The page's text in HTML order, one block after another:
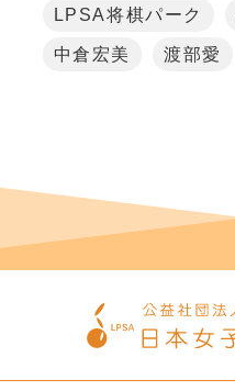
LPSA将棋パーク
中倉宏美 渡部愛